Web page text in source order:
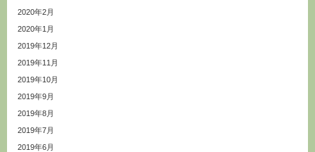
2020年2月
2020年1月
2019年12月
2019年11月
2019年10月
2019年9月
2019年8月
2019年7月
2019年6月